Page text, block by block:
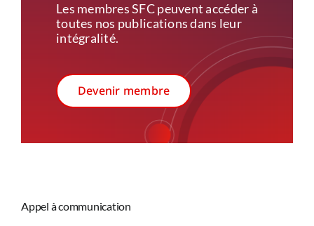
Les membres SFC peuvent accéder à
toutes nos publications dans leur
intégralité.
Devenir membre
Appel à communication